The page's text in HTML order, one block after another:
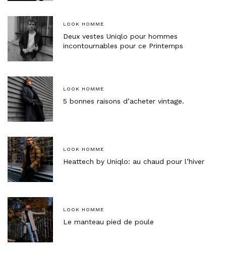
LOOK HOMME
Deux vestes Uniqlo pour hommes
incontournables pour ce Printemps
LOOK HOMME
5 bonnes raisons d’acheter vintage.
LOOK HOMME
Heattech by Uniqlo: au chaud pour l’hiver
LOOK HOMME
Le manteau pied de poule